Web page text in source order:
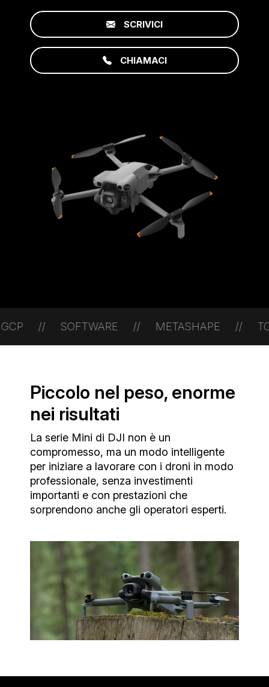
SCRIVICI
CHIAMACI
SOFTWARE // METASHAPE //
Piccolo nel peso, enorme
nei risultati
La serie Mini di DJI non è un
compromesso, ma un modo intelligente
per iniziare a lavorare con i droni in modo
professionale, senza investimenti
importanti e con prestazioni che
sorprendono anche gli operatori esperti.